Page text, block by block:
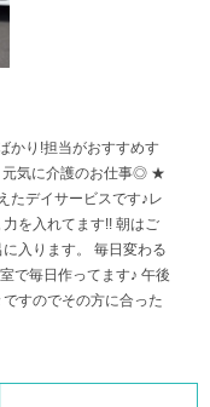
かり!担当がおすすめす
元気に介護のお仕事◎ ★
たデイサービスです♪レ
を入れてます!! 朝はご
入ります。 毎日変わる
で毎日作ってます♪ 午後
すのでその方に合った